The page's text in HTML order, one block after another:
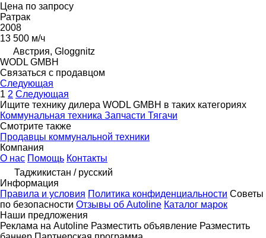
Цена по запросу
Ратрак
2008
13 500 м/ч
Австрия, Gloggnitz
WODL GMBH
Связаться с продавцом
Следующая
1 2 Следующая
Ищите технику дилера WODL GMBH в таких категориях
Коммунальная техника Запчасти Тягачи
Смотрите также
Продавцы коммунальной техники
Компания
О нас Помощь Контакты
Таджикистан / русский
Информация
Правила и условия Политика конфиденциальности Советы
по безопасности Отзывы об Autoline Каталог марок
Наши предложения
Реклама на Autoline Разместить объявление Разместить